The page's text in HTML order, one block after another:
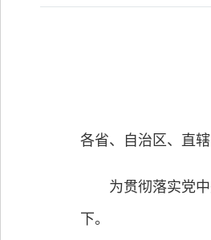
各省、自治区、直
为贯彻落实党中
下。